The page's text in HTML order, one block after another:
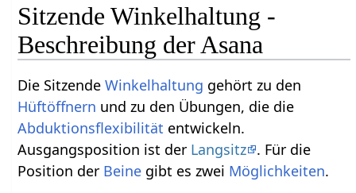
Sitzende Winkelhaltung -
Beschreibung der Asana
Die SitzendeWinkelhaltung gehört zu den
Hüftöffnern und zu den Übungen, die die
Abduktionsflexibilität entwickeln.
Ausgangsposition ist der Langsitz . Für die
Position der Beine gibt es zwei Möglichkeiten.